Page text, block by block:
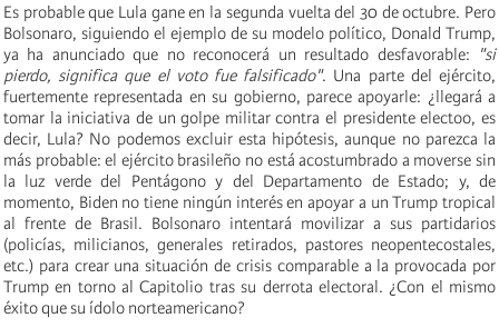
Es probable que Lula gane en la segunda vuelta del 30 de octubre. Pero
Bolsonaro, siguiendo el ejemplo de su modelo político, Donald Trump,
ya ha anunciado que no reconocerá un resultado desfavorable:
"si
pierdo, significa que el voto fue falsificado". Una parte del ejército,
fuertemente representada en su gobierno, parece apoyarle: ¿llegará a
tomar la iniciativa de un golpe militar contra el presidente electoo, es
decir, Lula? No podemos excluir esta hipótesis, aunque no parezca la
más probable: el ejército brasileño no está acostumbrado a moverse sin
la luz verde del Pentágono y del Departamento de Estado; y, de
momento, Biden no tiene ningún interés en apoyar a un Trump tropical
al frente de Brasil. Bolsonaro intentará movilizar a sus partidarios
(policías, milicianos, generales retirados, pastores neopentecostales,
etc.) para crear una situación de crisis comparable a la provocada por
Trump en torno al Capitolio tras su derrota electoral. ¿Con el mismo
éxito que su ídolo norteamericano?